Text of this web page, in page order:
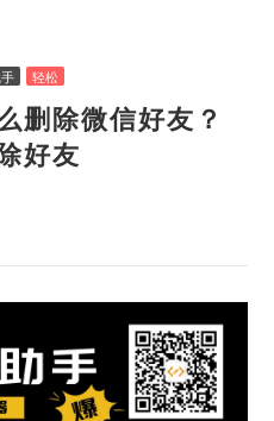
轻松
删除微信好友？
好友